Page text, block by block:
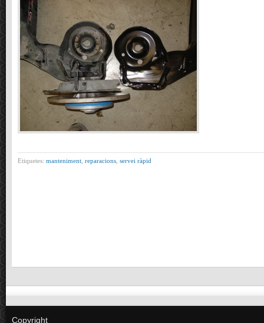
Etiquetes: manteniment reparacions servei ràpid
Copyright